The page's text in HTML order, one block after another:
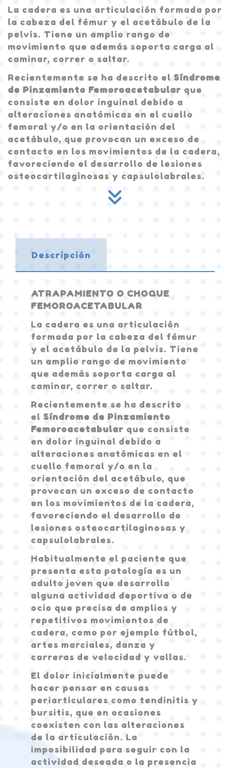
La cadera es una articulación formada por
la cabeza del fémur y el acetábulo de la
pelvis. Tiene un amplio rango de
movimiento que además soporta carga al
caminar, correr o saltar.
Recientemente se ha descrito elSíndrome
de Pinzamiento Femoroacetabular que
consiste en dolor inguinal debido a
alteraciones anatómicas en el cuello
femoral y/o en la orientación del
acetábulo, que provocan un exceso de
contacto en los movimientos de la cadera,
favoreciendo el desarrollo de lesiones
osteocartilaginosas y capsulolabrales.
Descripción
ATRAPAMIENTO O CHOQUE
FEMOROACETABULAR
La cadera es una articulación
formada por la cabeza del fémur
y el acetábulo de la pelvis. Tiene
un amplio rango de movimiento
que además soporta carga al
caminar, correr o saltar.
Recientemente se ha descrito
el Síndrome de Pinzamiento
Femoroacetabular que consiste
en dolor inguinal debido a
alteraciones anatómicas en el
cuello femoral y/o en la
orientación del acetábulo, que
provocan un exceso de contacto
en los movimientos de la cadera,
favoreciendo el desarrollo de
lesiones osteocartilaginosas y
capsulolabrales.
Habitualmente el paciente que
presenta esta patología es un
adulto joven que desarrolla
alguna actividad deportiva o de
ocio que precisa de amplios y
repetitivos movimientos de
cadera, como por ejemplo fútbol,
artes marciales, danza y
carreras de velocidad y vallas.
El dolor inicialmente puede
hacer pensar en causas
periarticulares como tendinitis y
bursitis, que en ocasiones
coexisten con las alteraciones
de la articulación. La
imposibilidad para seguir con la
actividad deseada o la presencia